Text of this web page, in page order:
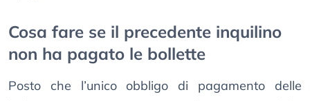
Cosa fare se il precedente inquilino
non ha pagato le bollette
Posto che l’unico obbligo di pagamento delle